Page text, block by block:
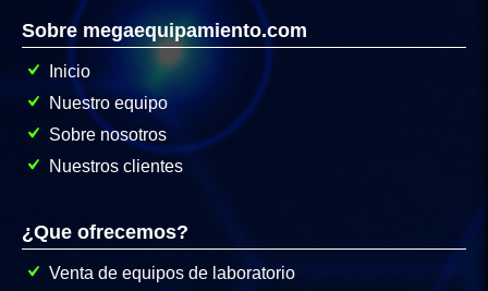
Sobre megaequipamiento.com
Inicio
Nuestro equipo
Sobre nosotros
Nuestros clientes
¿Que ofrecemos?
Venta de equipos de laboratorio